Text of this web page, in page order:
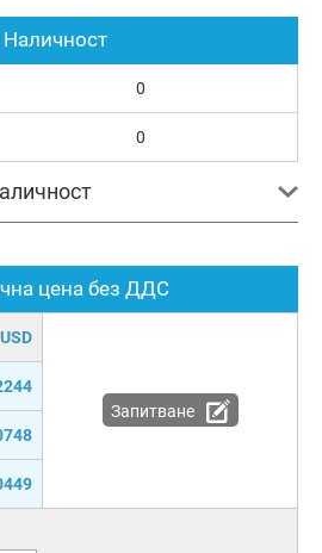
цена без ДДС
USD
Запитване
Наличност
0
0